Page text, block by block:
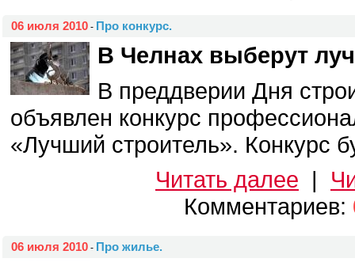
06 июля 2010 - Про конкурс.
В Челнах выберут
В преддверии Дня
объявлен конкурс
«Лучший строитель». Конкурс
Читать далее |
Комментариев:
06 июля 2010 - Про жилье.